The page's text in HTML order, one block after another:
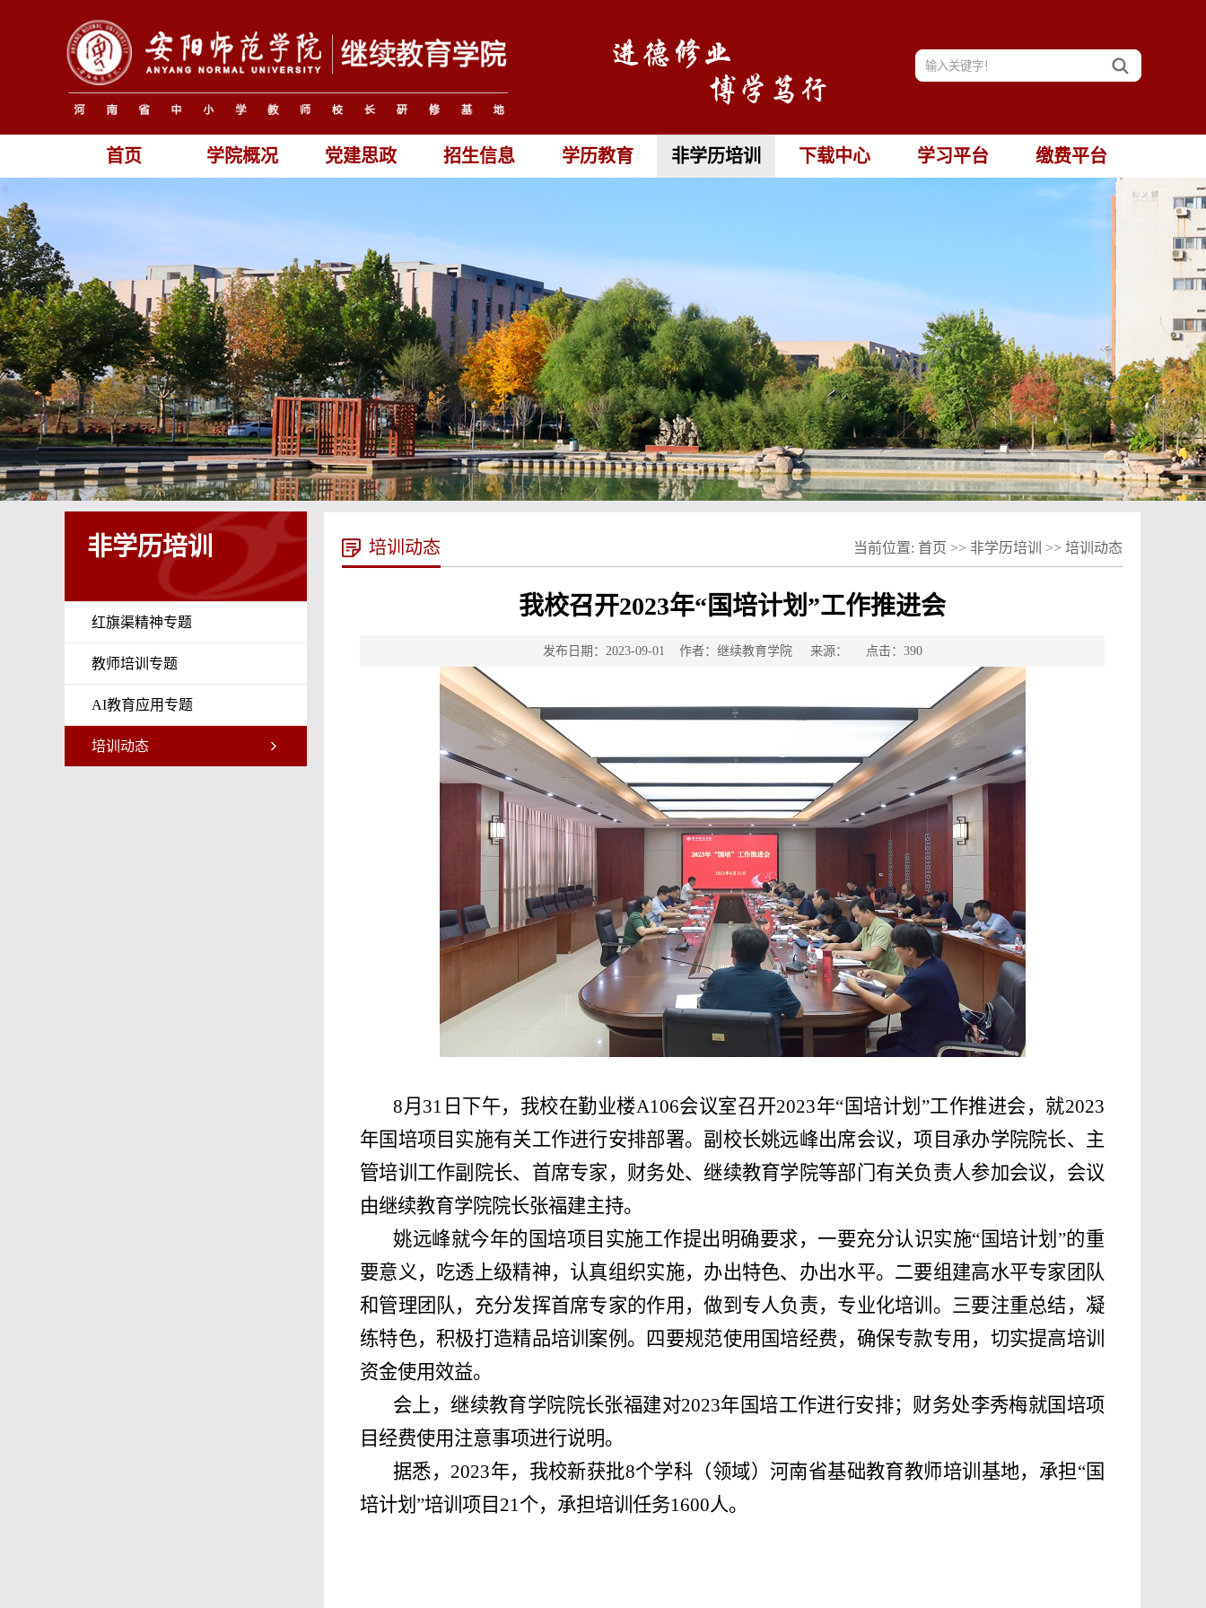
首页 学院概况 党建思政 招生信息 学历教育 非学历培训 下载中心 学习平台 缴费平台
非学历培训
红旗渠精神专题
教师培训专题
AI教育应用专题
培训动态
培训动态 当前位置: 首页 >> 非学历培训 >> 培训动态
我校召开2023年“国培计划”工作推进会
发布日期：2023-09-01 作者：继续教育学院 来源： 点击： 390
8月 31 日下午，我校在勤业楼A106会议室召开2023年“国培计划”工作推进会，就2023
年国培项目实施有关工作进行安排部署。副校长姚远峰出席会议，项目承办学院院长、主
管培训工作副院长、首席专家，财务处、继续教育学院等部门有关负责人参加会议，会议
由继续教育学院院长张福建主持。
姚远峰就今年的国培项目实施工作提出明确要求，一要充分认识实施“国培计划”的重
要意义，吃透上级精神，认真组织实施，办出特色、办出水平。二要组建高水平专家团队
和管理团队，充分发挥首席专家的作用，做到专人负责，专业化培训。三要注重总结，凝
练特色，积极打造精品培训案例。四要规范使用国培经费，确保专款专用，切实提高培训
资金使用效益。
会上，继续教育学院院长张福建对2023年国培工作进行安排；财务处李秀梅就国培项
目经费使用注意事项进行说明。
据悉， 2023年，我校新获批8个学科（领域）河南省基础教育教师培训基地，承担“国
培计划”培训项目 21个，承担培训任务1600人。